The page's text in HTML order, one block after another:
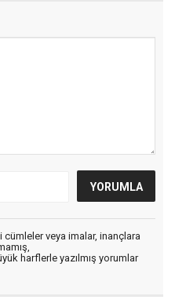
veya imalar, inançlara
harflerle yazılmış yorumlar